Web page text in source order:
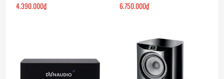
4.390.000₫ 6.750.000₫